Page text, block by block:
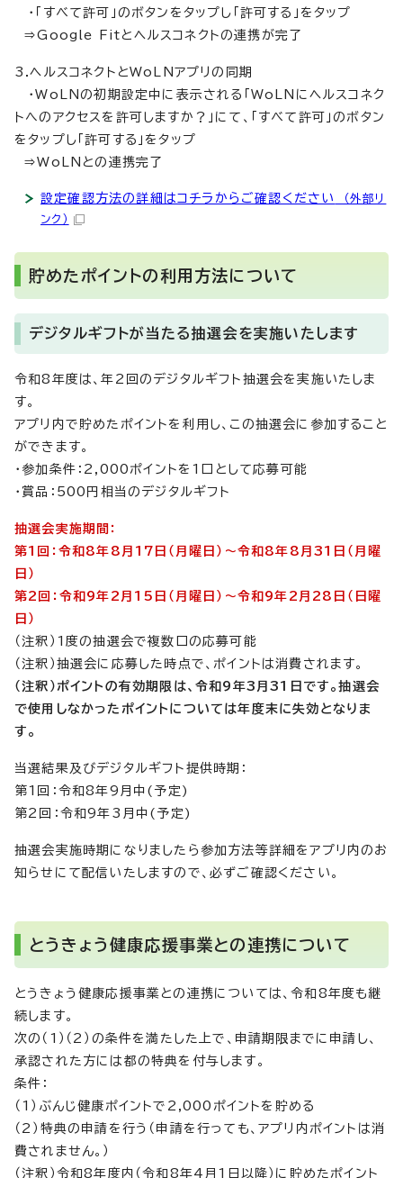
・「すべて許可」のボタンをタップし「許可する」をタップ
⇒Google Fitとヘルスコネクトの連携が完了
3.ヘルスコネクトとWoLNアプリの同期
・WoLNの初期設定中に表示される「WoLNにヘルスコネク
トへのアクセスを許可しますか？」にて、「すべて許可」のボタン
をタップし「許可する」をタップ
⇒WoLNとの連携完了
設定確認方法の詳細はコチラからご確認ください
（外部リ
ンク）
貯めたポイントの利用方法について
デジタルギフトが当たる抽選会を実施いたします
令和8年度は、年2回のデジタルギフト抽選会を実施いたしま
す。
アプリ内で貯めたポイントを利用し、この抽選会に参加すること
ができます。
・参加条件：2,000ポイントを1口として応募可能
・賞品：500円相当のデジタルギフト
抽選会実施期間：
第1回：令和8年8月17日（月曜日）～令和8年8月31日（月曜
日）
第2回：令和9年2月15日（月曜日）～令和9年2月28日（日曜
日）
（注釈）1度の抽選会で複数口の応募可能
（注釈）抽選会に応募した時点で、ポイントは消費されます。
（注釈）ポイントの有効期限は、令和9年3月31日です。抽選会
で使用しなかったポイントについては年度末に失効となりま
す。
当選結果及びデジタルギフト提供時期：
第1回：令和8年9月中(予定)
第2回：令和9年3月中(予定)
抽選会実施時期になりましたら参加方法等詳細をアプリ内のお
知らせにて配信いたしますので、必ずご確認ください。
とうきょう健康応援事業との連携について
とうきょう健康応援事業との連携については、令和8年度も継
続します。
次の（1）（2）の条件を満たした上で、申請期限までに申請し、
承認された方には都の特典を付与します。
条件：
（1）ぶんじ健康ポイントで2,000ポイントを貯める
（2）特典の申請を行う（申請を行っても、アプリ内ポイントは消
費されません。）
（注釈）令和8年度内（令和8年4月1日以降）に貯めたポイント